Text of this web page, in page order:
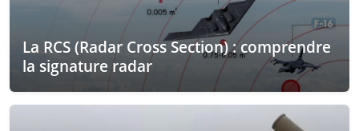
La RCS (Radar Cross Section) : comprendre
la signature radar